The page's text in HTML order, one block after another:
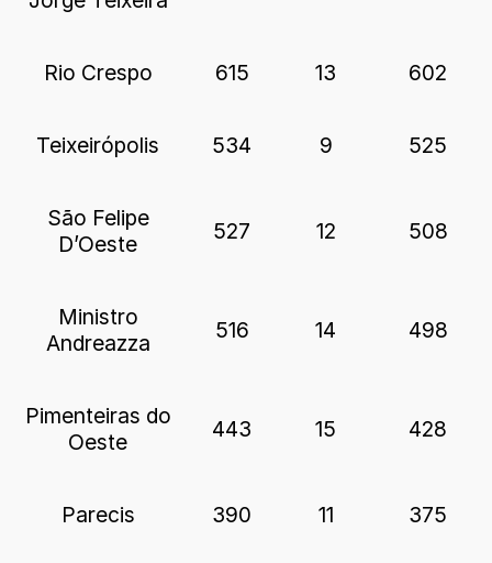
Rio Crespo 615 13 602
Teixeirópolis 534 9 525
São Felipe
D’Oeste
527 12 508
Ministro
Andreazza
516 14 498
Pimenteiras do
Oeste
443 15 428
Parecis 390 11 375